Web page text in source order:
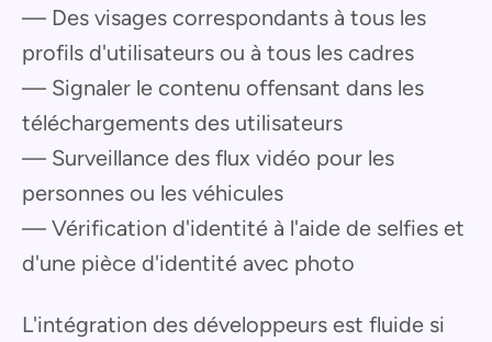
— Des visages correspondants à tous les
profils d'utilisateurs ou à tous les cadres
— Signaler le contenu offensant dans les
téléchargements des utilisateurs
— Surveillance des flux vidéo pour les
personnes ou les véhicules
— Vérification d'identité à l'aide de selfies et
d'une pièce d'identité avec photo
L'intégration des développeurs est fluide si